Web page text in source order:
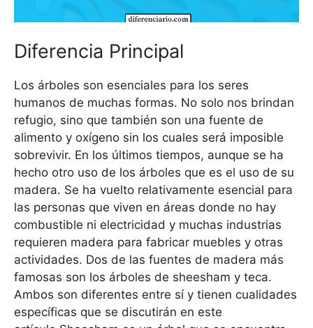
Diferencia Principal
Los árboles son esenciales para los seres
humanos de muchas formas. No solo nos brindan
refugio, sino que también son una fuente de
alimento y oxígeno sin los cuales será imposible
sobrevivir. En los últimos tiempos, aunque se ha
hecho otro uso de los árboles que es el uso de su
madera. Se ha vuelto relativamente esencial para
las personas que viven en áreas donde no hay
combustible ni electricidad y muchas industrias
requieren madera para fabricar muebles y otras
actividades. Dos de las fuentes de madera más
famosas son los árboles de sheesham y teca.
Ambos son diferentes entre sí y tienen cualidades
específicas que se discutirán en este